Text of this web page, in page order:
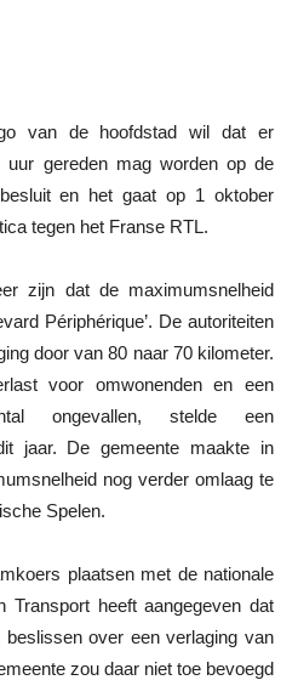
van de hoofdstad wil dat er
uur gereden mag worden op de
en het gaat op 1 oktober
tegen het Franse RTL.
zijn dat de maximumsnelheid
Périphérique’. De autoriteiten
door van 80 naar 70 kilometer.
voor omwonenden en een
ongevallen, stelde een
jaar. De gemeente maakte in
nog verder omlaag te
Spelen.
plaatsen met de nationale
Transport heeft aangegeven dat
over een verlaging van
zou daar niet toe bevoegd